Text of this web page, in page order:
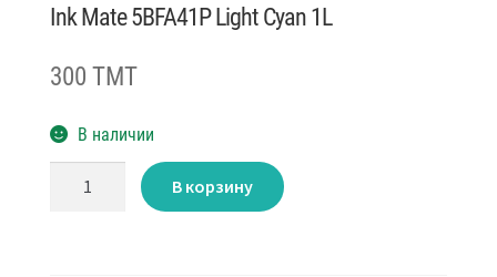
Ink Mate 5BFA41P Light Cyan 1L
300 TMT
В наличии
Количество
товара
В корзину